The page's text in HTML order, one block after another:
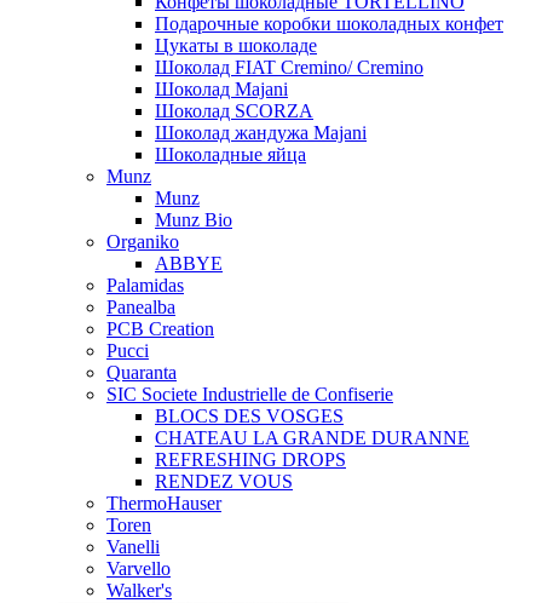
Подарочные коробки шоколадных конфет
Цукаты в шоколаде
Шоколад FIAT Cremino/ Cremino
Шоколад Majani
Шоколад SCORZA
Шоколад жандужа Majani
Шоколадные яйца
Munz
Munz
Munz Bio
Organiko
ABBYE
Palamidas
Panealba
PCB Creation
Pucci
Quaranta
SIC Societe Industrielle de Confiserie
BLOCS DES VOSGES
CHATEAU LA GRANDE DURANNE
REFRESHING DROPS
RENDEZ VOUS
ThermoHauser
Toren
Vanelli
Varvello
Walker's